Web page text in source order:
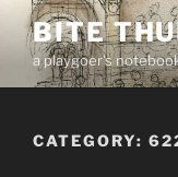
Skip
content
BITE
a playgoer's
CATEGORY: